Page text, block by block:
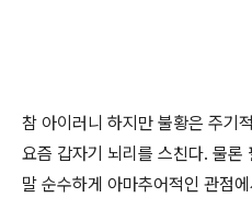
참 아이러니 하지만 불황은 주기
요즘 갑자기 뇌리를 스친다. 물론
말 순수하게 아마추어적인 관점